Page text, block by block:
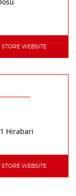
STORE WEBSITE
Hirabari
STORE WEBSITE